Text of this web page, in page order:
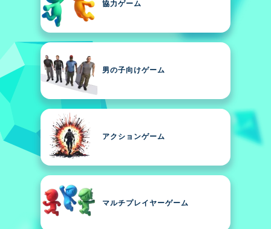
協力ゲーム
男の子向けゲーム
アクションゲーム
マルチプレイヤーゲーム